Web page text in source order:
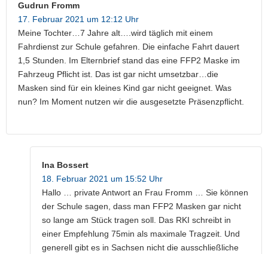
Gudrun Fromm
17. Februar 2021 um 12:12 Uhr
Meine Tochter…7 Jahre alt….wird täglich mit einem
Fahrdienst zur Schule gefahren. Die einfache Fahrt dauert
1,5 Stunden. Im Elternbrief stand das eine FFP2 Maske im
Fahrzeug Pflicht ist. Das ist gar nicht umsetzbar…die
Masken sind für ein kleines Kind gar nicht geeignet. Was
nun? Im Moment nutzen wir die ausgesetzte Präsenzpflicht.
Ina Bossert
18. Februar 2021 um 15:52 Uhr
Hallo … private Antwort an Frau Fromm … Sie können
der Schule sagen, dass man FFP2 Masken gar nicht
so lange am Stück tragen soll. Das RKI schreibt in
einer Empfehlung 75min als maximale Tragzeit. Und
generell gibt es in Sachsen nicht die ausschließliche